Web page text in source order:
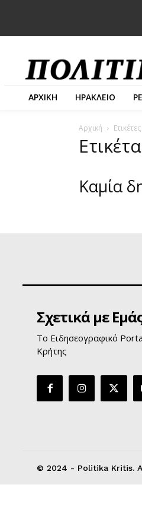
ΑΡΧΙΚΗ ΗΡΑΚΛΕΙΟ
Αρχική Ετικέτες
Καμία
Σχετικά με
Το Ειδησεογραφικό
Κρήτης
© 2024 - Politika Kritis.